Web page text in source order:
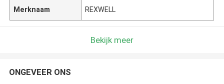
Merknaam REXWELL
Bekijk meer
ONGEVEER ONS